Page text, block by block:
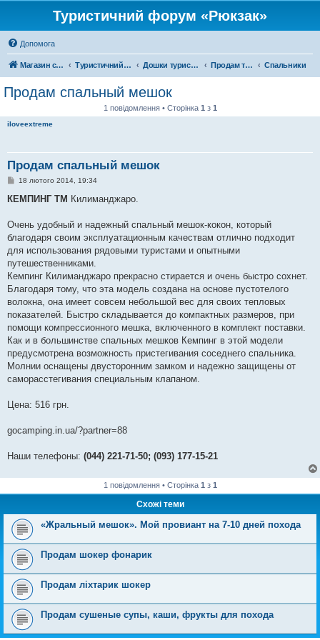
Туристичний форум «Рюкзак»
Допомога
Магазин спорядження Туристичний форум «Рюкзак» Дошки туристичних оголошень Продам туристичне спорядження Спальники
Продам спальный мешок
1 повідомлення • Сторінка 1 з 1
iloveextreme
Продам спальный мешок
П
в
о
л
е
н
я
18 лютого 2014, 19:34
КЕМПИНГ TM Килиманджаро.
Очень удобный и надежный спальный мешок-кокон, который
благодаря своим эксплуатационным качествам отлично подходит
для использования рядовыми туристами и опытными
путешественниками.
Кемпинг Килиманджаро прекрасно стирается и очень быстро сохнет.
Благодаря тому, что эта модель создана на основе пустотелого
волокна, она имеет совсем небольшой вес для своих тепловых
показателей. Быстро складывается до компактных размеров, при
помощи компрессионного мешка, включенного в комплект поставки.
Как и в большинстве спальных мешков Кемпинг в этой модели
предусмотрена возможность пристегивания соседнего спальника.
Молнии оснащены двусторонним замком и надежно защищены от
саморасстегивания специальным клапаном.
Цена: 516 грн.
gocamping.in.ua/?partner=88
Наши телефоны: (044) 221-71-50; (093) 177-15-21
1 повідомлення • Сторінка 1 з 1
Схожі теми
«Жральный мешок». Мой провиант на 7-10 дней похода
Продам шокер фонарик
Продам ліхтарик шокер
Продам сушеные супы, каши, фрукты для похода